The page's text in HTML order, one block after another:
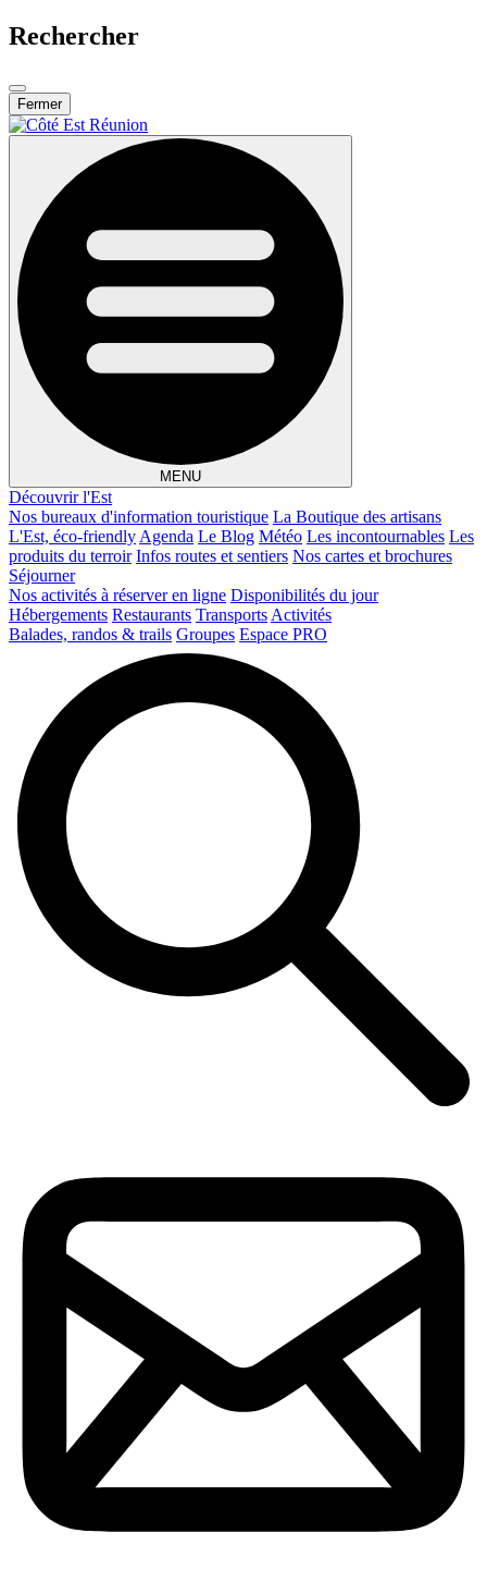
Rechercher
Fermer
MENU
Découvrir l'Est
Nos bureaux d'information touristique La Boutique des artisans
L'Est, éco-friendly Agenda Le Blog Météo Les incontournables Les
produits du terroir Infos routes et sentiers Nos cartes et brochures
Séjourner
Nos activités à réserver en ligne Disponibilités du jour
Hébergements Restaurants Transports Activités
Balades, randos & trails Groupes Espace PRO